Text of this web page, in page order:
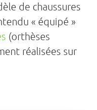
de chaussures
« équipé »
(orthèses
réalisées sur